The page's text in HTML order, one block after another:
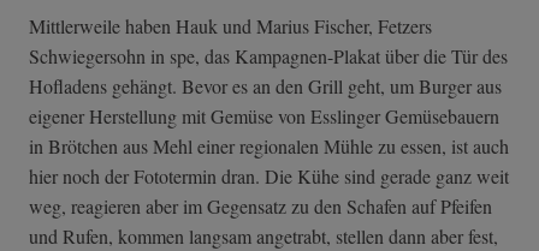
Mittlerweile haben Hauk und Marius Fischer, Fetzers
Schwiegersohn in spe, das Kampagnen-Plakat über die Tür des
Hofladens gehängt. Bevor es an den Grill geht, um Burger aus
eigener Herstellung mit Gemüse von Esslinger Gemüsebauern
in Brötchen aus Mehl einer regionalen Mühle zu essen, ist auch
hier noch der Fototermin dran. Die Kühe sind gerade ganz weit
weg, reagieren aber im Gegensatz zu den Schafen auf Pfeifen
und Rufen, kommen langsam angetrabt, stellen dann aber fest,